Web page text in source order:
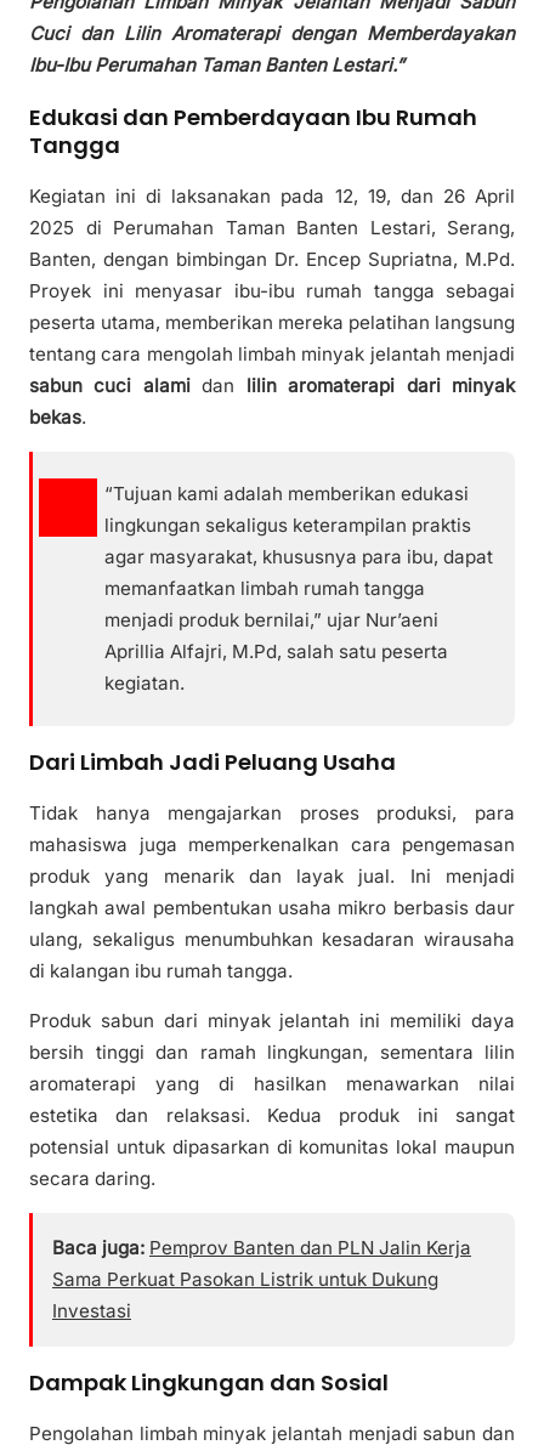
Cuci dan Lilin Aromaterapi dengan Memberdayakan
Ibu-Ibu Perumahan Taman Banten Lestari.”
Edukasi dan Pemberdayaan Ibu Rumah
Tangga
Kegiatan ini di laksanakan pada 12, 19, dan 26 April
2025 di Perumahan Taman Banten Lestari, Serang,
Banten, dengan bimbingan Dr. Encep Supriatna, M.Pd.
Proyek ini menyasar ibu-ibu rumah tangga sebagai
peserta utama, memberikan mereka pelatihan langsung
tentang cara mengolah limbah minyak jelantah menjadi
sabun cuci alamidan lilin aromaterapi dari minyak
bekas.
“Tujuan kami adalah memberikan edukasi
lingkungan sekaligus keterampilan praktis
agar masyarakat, khususnya para ibu, dapat
memanfaatkan limbah rumah tangga
menjadi produk bernilai,” ujar Nur’aeni
Aprillia Alfajri, M.Pd, salah satu peserta
kegiatan.
Dari Limbah Jadi Peluang Usaha
Tidak hanya mengajarkan proses produksi, para
mahasiswa juga memperkenalkan cara pengemasan
produk yang menarik dan layak jual. Ini menjadi
langkah awal pembentukan usaha mikro berbasis daur
ulang, sekaligus menumbuhkan kesadaran wirausaha
di kalangan ibu rumah tangga.
Produk sabun dari minyak jelantah ini memiliki daya
bersih tinggi dan ramah lingkungan, sementara lilin
aromaterapi yang di hasilkan menawarkan nilai
estetika dan relaksasi. Kedua produk ini sangat
potensial untuk dipasarkan di komunitas lokal maupun
secara daring.
Baca juga: Pemprov Banten dan PLN Jalin Kerja
Sama Perkuat Pasokan Listrik untuk Dukung
Investasi
Dampak Lingkungan dan Sosial
Pengolahan limbah minyak jelantah menjadi sabun dan